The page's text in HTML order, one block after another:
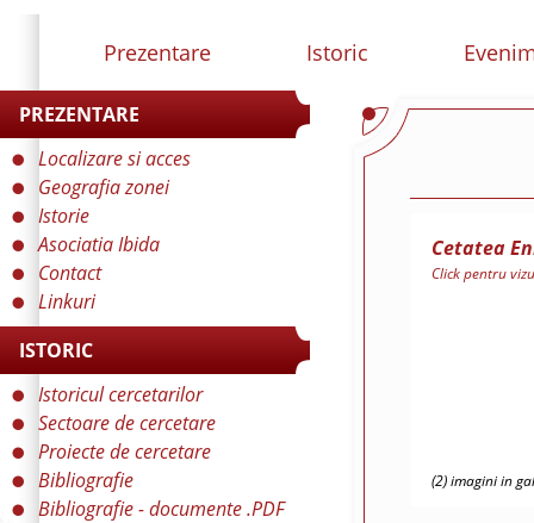
Prezentare Istoric
Cetatea
Click pentru
(2) imagini in
PREZENTARE
Localizare si acces
Geografia zonei
Istorie
Asociatia Ibida
Contact
Linkuri
ISTORIC
Istoricul cercetarilor
Sectoare de cercetare
Proiecte de cercetare
Bibliografie
Bibliografie - documente .PDF